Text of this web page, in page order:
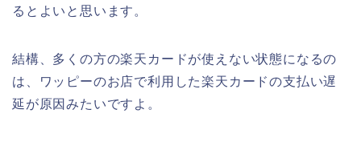
るとよいと思います。
結構、多くの方の楽天カードが使えない状態になるの
は、ワッピーのお店で利用した楽天カードの支払い遅
延が原因みたいですよ。